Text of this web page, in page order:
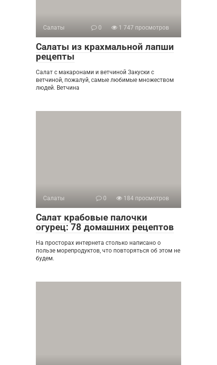
Салаты 0 1 747 просмотров
Салаты из крахмальной лапши
рецепты
Салат с макаронами и ветчиной Закуски с
ветчиной, пожалуй, самые любимые множеством
людей. Ветчина
Салаты 0 184 просмотров
Салат крабовые палочки
огурец: 78 домашних рецептов
На просторах интернета столько написано о
пользе морепродуктов, что повторяться об этом не
будем.